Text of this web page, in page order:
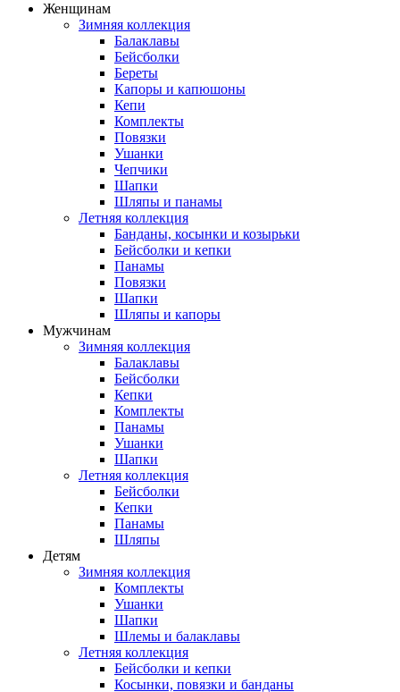
Женщинам
Зимняя коллекция
Балаклавы
Бейсболки
Береты
Капоры и капюшоны
Кепи
Комплекты
Повязки
Ушанки
Чепчики
Шапки
Шляпы и панамы
Летняя коллекция
Банданы, косынки и козырьки
Бейсболки и кепки
Панамы
Повязки
Шапки
Шляпы и капоры
Мужчинам
Зимняя коллекция
Балаклавы
Бейсболки
Кепки
Комплекты
Панамы
Ушанки
Шапки
Летняя коллекция
Бейсболки
Кепки
Панамы
Шляпы
Детям
Зимняя коллекция
Комплекты
Ушанки
Шапки
Шлемы и балаклавы
Летняя коллекция
Бейсболки и кепки
Косынки, повязки и банданы